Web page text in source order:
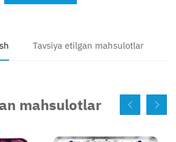
Tavsiya etilgan mahsulotlar
mahsulotlar